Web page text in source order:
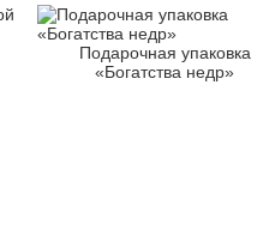
Подарочная упаковка
«Богатства недр»